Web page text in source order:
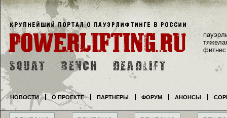
фитнес
НОВОСТИ О ПРОЕКТЕ ПАРТНЕРЫ ФОРУМ АНОНСЫ